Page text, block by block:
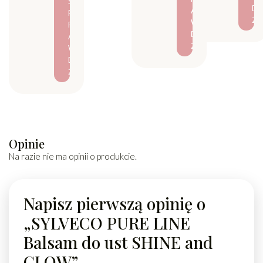
P
R
A
W
D
Ź
A
W
D
Ź
D
Ź
Opinie
Na razie nie ma opinii o produkcie.
Napisz pierwszą opinię o
„SYLVECO PURE LINE
Balsam do ust SHINE and